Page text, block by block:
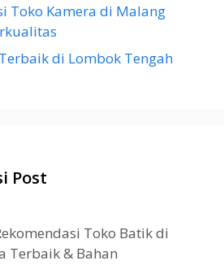
Toko Kamera di Malang
di Lombok Tengah
Post
Toko Batik di
Terbaik & Bahan